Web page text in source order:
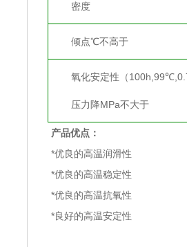
密度
倾点℃不高于
氧化安定性（
压力降MPa不大于
产品优点：
*优良的高温润滑性
*优良的高温稳定性
*优良的高温抗氧性
*良好的高温安定性